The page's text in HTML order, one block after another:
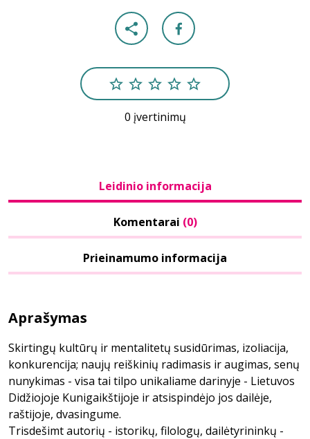
0 įvertinimų
Leidinio informacija
Komentarai (0)
Prieinamumo informacija
Aprašymas
Skirtingų kultūrų ir mentalitetų susidūrimas, izoliacija,
konkurencija; naujų reiškinių radimasis ir augimas, senų
nunykimas - visa tai tilpo unikaliame darinyje - Lietuvos
Didžiojoje Kunigaikštijoje ir atsispindėjo jos dailėje,
raštijoje, dvasingume.
Trisdešimt autorių - istorikų, filologų, dailėtyrininkų -